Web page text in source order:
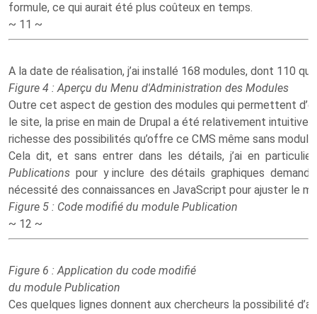
formule, ce qui aurait été plus coûteux en temps.
~ 11 ~
A la date de réalisation, j’ai installé 168 modules, dont 110
Figure 4 : Aperçu du Menu d'Administration des Modules
Outre cet aspect de gestion des modules qui permettent
le site, la prise en main de Drupal a été relativement
richesse des possibilités qu’offre ce CMS même sans
Cela dit, et sans entrer dans les détails, j’ai en
Publications pour y inclure des détails graphiques
nécessité des connaissances en JavaScript pour ajuster le
Figure 5 : Code modifié du module Publication
~ 12 ~
Figure 6 : Application du code modifié
du module Publication
Ces quelques lignes donnent aux chercheurs la possibilité